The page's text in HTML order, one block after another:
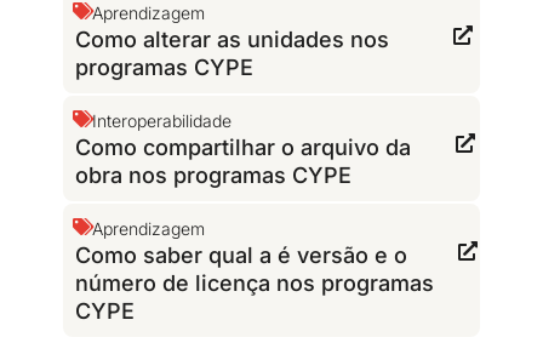
Aprendizagem
Como alterar as unidades nos
programas CYPE
Interoperabilidade
Como compartilhar o arquivo da
obra nos programas CYPE
Aprendizagem
Como saber qual a é versão e o
número de licença nos programas
CYPE